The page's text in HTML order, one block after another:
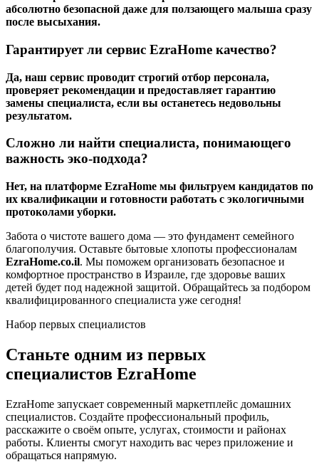
абсолютно безопасной даже для ползающего малыша сразу
после высыхания.
Гарантирует ли сервис EzraHome качество?
Да, наш сервис проводит строгий отбор персонала,
проверяет рекомендации и предоставляет гарантию
замены специалиста, если вы останетесь недовольны
результатом.
Сложно ли найти специалиста, понимающего
важность эко-подхода?
Нет, на платформе EzraHome мы фильтруем кандидатов по
их квалификации и готовности работать с экологичными
протоколами уборки.
Забота о чистоте вашего дома — это фундамент семейного
благополучия. Оставьте бытовые хлопоты профессионалам
EzraHome.co.il. Мы поможем организовать безопасное и
комфортное пространство в Израиле, где здоровье ваших
детей будет под надежной защитой. Обращайтесь за подбором
квалифицированного специалиста уже сегодня!
Набор первых специалистов
Станьте одним из первых
специалистов EzraHome
EzraHome запускает современный маркетплейс домашних
специалистов. Создайте профессиональный профиль,
расскажите о своём опыте, услугах, стоимости и районах
работы. Клиенты смогут находить вас через приложение и
обращаться напрямую.